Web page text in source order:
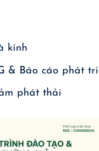
kính
& Báo cáo phát
phát thải